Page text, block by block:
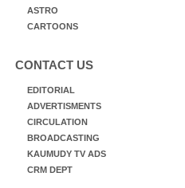
ASTRO
CARTOONS
CONTACT US
EDITORIAL
ADVERTISMENTS
CIRCULATION
BROADCASTING
KAUMUDY TV ADS
CRM DEPT